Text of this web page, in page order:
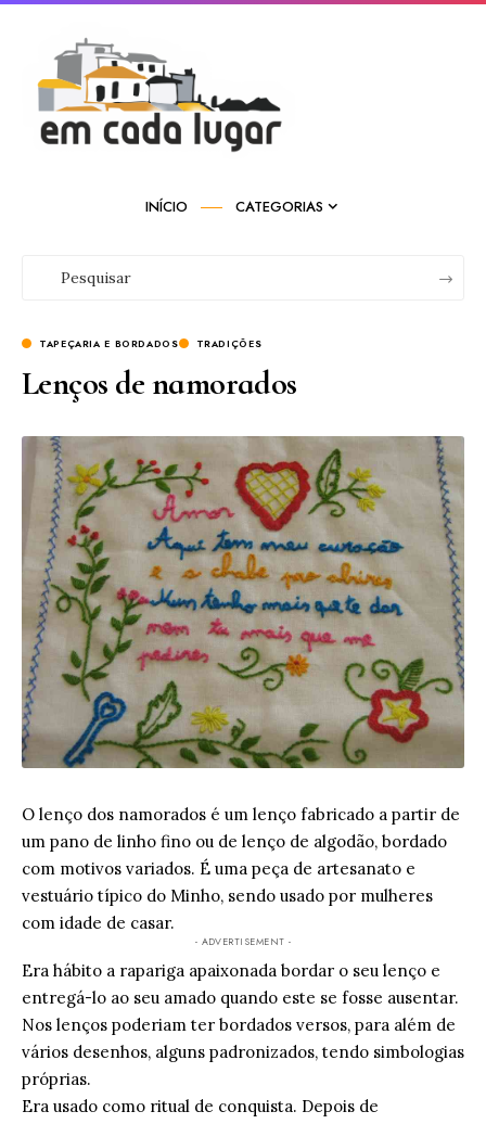
INÍCIO CATEGORIAS
TAPEÇARIA E BORDADOS TRADIÇÕES
Lenços de namorados
O lenço dos namorados é um lenço fabricado a partir de
um pano de linho fino ou de lenço de algodão, bordado
com motivos variados. É uma peça de artesanato e
vestuário típico do Minho, sendo usado por mulheres
com idade de casar.
- ADVERTISEMENT -
Era hábito a rapariga apaixonada bordar o seu lenço e
entregá-lo ao seu amado quando este se fosse ausentar.
Nos lenços poderiam ter bordados versos, para além de
vários desenhos, alguns padronizados, tendo simbologias
próprias.
Era usado como ritual de conquista. Depois de